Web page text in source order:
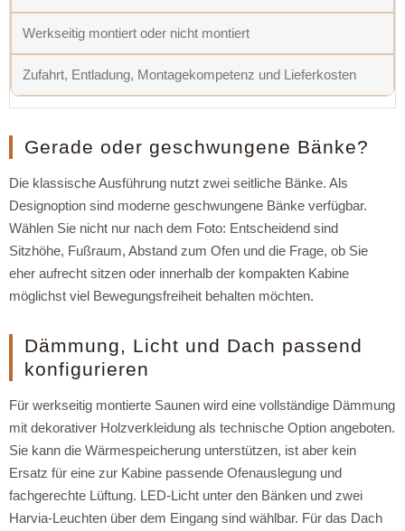
Werkseitig montiert oder nicht montiert
Zufahrt, Entladung, Montagekompetenz und Lieferkosten
Gerade oder geschwungene Bänke?
Die klassische Ausführung nutzt zwei seitliche Bänke. Als
Designoption sind moderne geschwungene Bänke verfügbar.
Wählen Sie nicht nur nach dem Foto: Entscheidend sind
Sitzhöhe, Fußraum, Abstand zum Ofen und die Frage, ob Sie
eher aufrecht sitzen oder innerhalb der kompakten Kabine
möglichst viel Bewegungsfreiheit behalten möchten.
Dämmung, Licht und Dach passend
konfigurieren
Für werkseitig montierte Saunen wird eine vollständige Dämmung
mit dekorativer Holzverkleidung als technische Option angeboten.
Sie kann die Wärmespeicherung unterstützen, ist aber kein
Ersatz für eine zur Kabine passende Ofenauslegung und
fachgerechte Lüftung. LED-Licht unter den Bänken und zwei
Harvia-Leuchten über dem Eingang sind wählbar. Für das Dach